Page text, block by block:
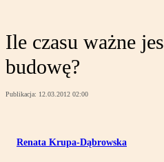
Ile czasu ważne
budowę?
Publikacja: 12.03.2012 02:00
Renata Krupa-Dąbrowska